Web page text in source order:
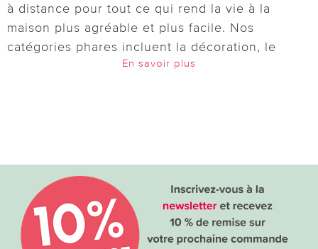
à distance pour tout ce qui rend la vie à la
maison plus agréable et plus facile. Nos
catégories phares incluent la décoration, le
jardin, l’entretien, la cuisine, le bien-être et
outils pour le micro-ondes et bien d’autres
articles du quotidien. Pour votre bien-être, nous
proposons une sélection d’accessoires pour le
bien-être quotidien
: soins pour les mains et les
pieds, articles de bain, objets relaxants et petits
En savoir plus